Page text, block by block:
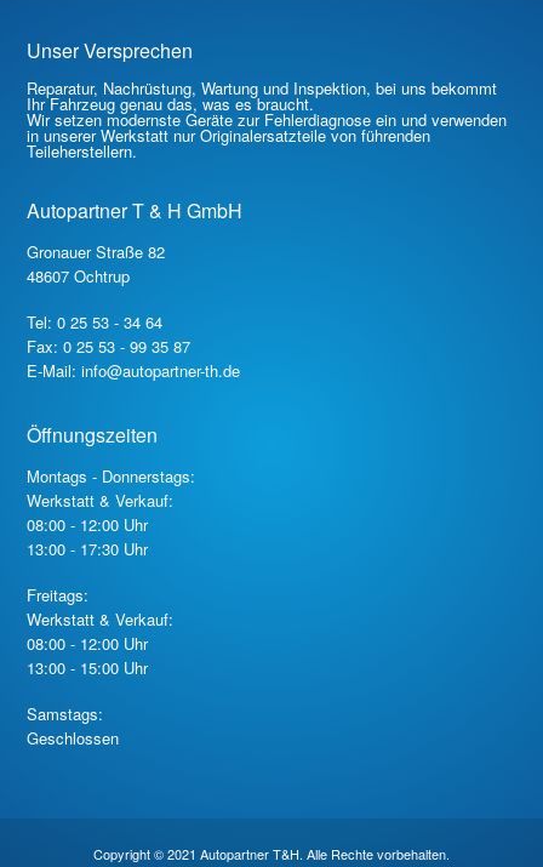
Unser Versprechen
Reparatur, Nachrüstung, Wartung und Inspektion, bei uns bekommt
Ihr Fahrzeug genau das, was es braucht.
Wir setzen modernste Geräte zur Fehlerdiagnose ein und verwenden
in unserer Werkstatt nur Originalersatzteile von führenden
Teileherstellern.
Autopartner T & H GmbH
Gronauer Straße 82
48607 Ochtrup
Tel: 0 25 53 - 34 64
Fax: 0 25 53 - 99 35 87
E-Mail: info@autopartner-th.de
Öffnungszeiten
Montags - Donnerstags:
Werkstatt & Verkauf:
08:00 - 12:00 Uhr
13:00 - 17:30 Uhr
Freitags:
Werkstatt & Verkauf:
08:00 - 12:00 Uhr
13:00 - 15:00 Uhr
Samstags:
Geschlossen
Copyright © 2021 Autopartner T&H. Alle Rechte vorbehalten.